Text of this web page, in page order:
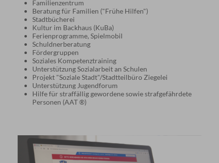
Familienzentrum
Beratung für Familien ("Frühe Hilfen")
Stadtbücherei
Kultur im Backhaus (KuBa)
Ferienprogramme, Spielmobil
Schuldnerberatung
Fördergruppen
Soziales Kompetenztraining
Unterstützung Sozialarbeit an Schulen
Projekt "Soziale Stadt"/Stadtteilbüro Ziegelei
Unterstützung Jugendforum
Hilfe für straffällig gewordene sowie strafgefährdete
Personen (AAT ®)